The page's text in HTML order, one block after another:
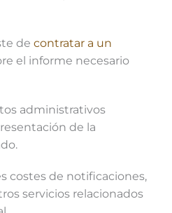
de contratar a un
el informe necesario
administrativos
de la
costes de notificaciones,
servicios relacionados